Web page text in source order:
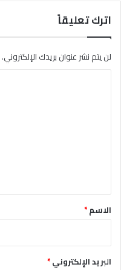
اترك تعليقاً
لن يتم نشر عنوان بريدك الإلكتروني.
*الاسم*
البريد الإلكتروني*